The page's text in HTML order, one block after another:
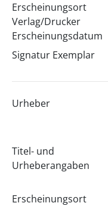
Erscheinungsort
Verlag/Drucker
Erscheinungsdatum
Signatur Exemplar
Urheber
Titel- und
Urheberangaben
Erscheinungsort